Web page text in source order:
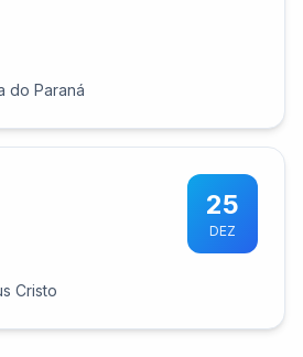
do Paraná
Cristo
25
DEZ